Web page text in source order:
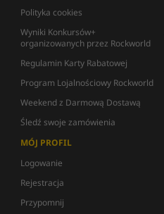
Polityka cookies
Wyniki Konkursów+
organizowanych przez Rockworld
Regulamin Karty Rabatowej
Program Lojalnościowy Rockworld
Weekend z Darmową Dostawą
Śledź swoje zamówienia
MÓJ PROFIL
Logowanie
Rejestracja
Przypomnij